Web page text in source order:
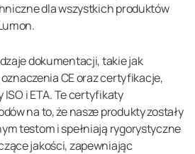
dla wszystkich produktów
dokumentacji, takie jak
CE oraz certyfikacje,
i ETA. Te certyfikaty
na to, że nasze produkty zostały
testom i spełniają rygorystyczne
jakości, zapewniając